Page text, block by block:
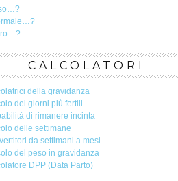
CALCOLATORI
della gravidanza
dei giorni più fertili
di rimanere incinta
delle settimane
da settimani a mesi
del peso in gravidanza
DPP (Data Parto)